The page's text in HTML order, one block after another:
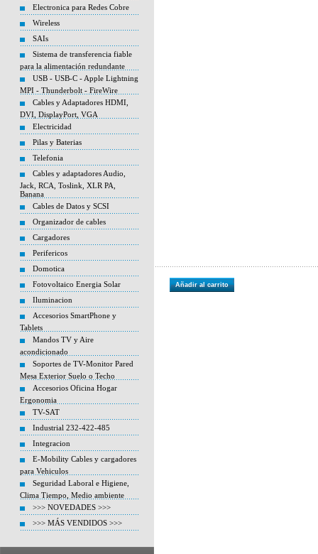
Electronica para Redes Cobre
Wireless
SAIs
Sistema de transferencia fiable
para la alimentación redundante
USB - USB-C - Apple Lightning
MPI - Thunderbolt - FireWire
Cables y Adaptadores HDMI,
DVI, DisplayPort, VGA
Electricidad
Pilas y Baterias
Telefonia
Cables y adaptadores Audio,
Jack, RCA, Toslink, XLR PA,
Banana
Cables de Datos y SCSI
Organizador de cables
Cargadores
Perifericos
Domotica
Fotovoltaico Energia Solar
Iluminacion
Accesorios SmartPhone y
Tablets
Mandos TV y Aire
acondicionado
Soportes de TV-Monitor Pared
Mesa Exterior Suelo o Techo
Accesorios Oficina Hogar
Ergonomia
TV-SAT
Industrial 232-422-485
Integracion
E-Mobility Cables y cargadores
para Vehiculos
Seguridad Laboral e Higiene,
Clima Tiempo, Medio ambiente
>>> NOVEDADES >>>
>>> MÁS VENDIDOS >>>
Añadir al carrito